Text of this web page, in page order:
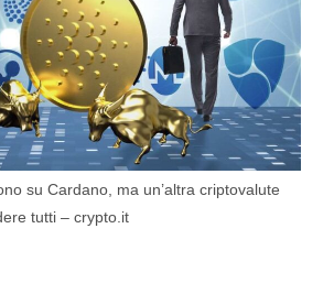
su Cardano, ma un’altra criptovalute
tutti – crypto.it